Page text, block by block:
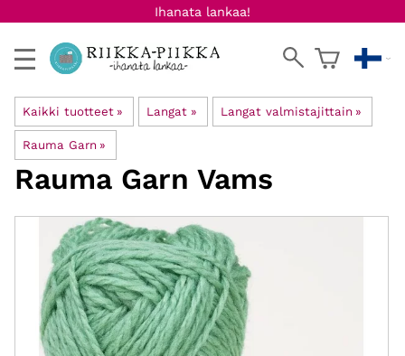
Ihanata lankaa!
Kaikki tuotteet ‪» Langat ‪» Langat valmistajittain ‪»
Rauma Garn ‪»
Rauma Garn Vams